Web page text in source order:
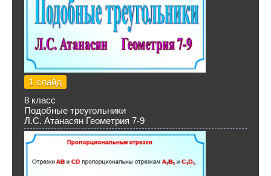
1 слайд
8 класс
Подобные треугольники
Л.С. Атанасян Геометрия 7-9